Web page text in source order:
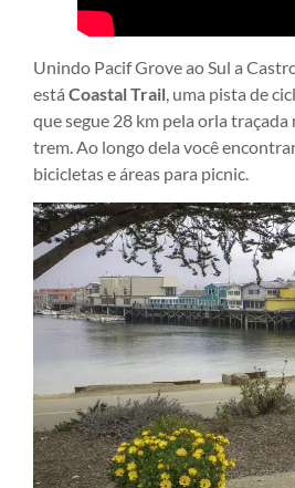
Unindo Pacif Grove ao Sul a
está Coastal Trail, uma pista de
que segue 28 km pela orla
trem. Ao longo dela você
bicicletas e áreas para picnic.